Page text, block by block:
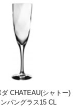
ダ CHATEAU(シャトー)
パングラス15 CL